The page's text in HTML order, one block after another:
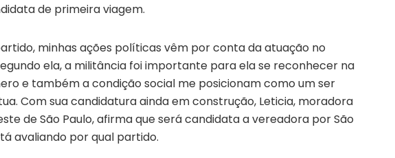
de primeira viagem.
minhas ações políticas vêm por conta da atuação no
ela, a militância foi importante para ela se reconhecer na
e também a condição social me posicionam como um ser
Com sua candidatura ainda em construção, Leticia, moradora
de São Paulo, afirma que será candidata a vereadora por São
avaliando por qual partido.